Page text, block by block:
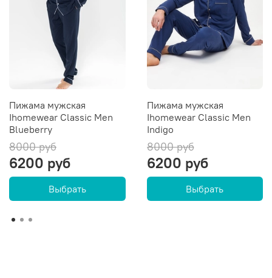
Пижама мужская
Ihomewear Classic Men
Blueberry
8000 руб
6200 руб
Выбрать
Пижама мужская
Ihomewear Classic Men
Indigo
8000 руб
6200 руб
Выбрать